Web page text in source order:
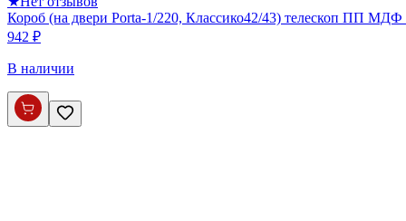
Короб (на двери Porta-1/220, Классико42/43) телескоп ПП
942 ₽
В наличии